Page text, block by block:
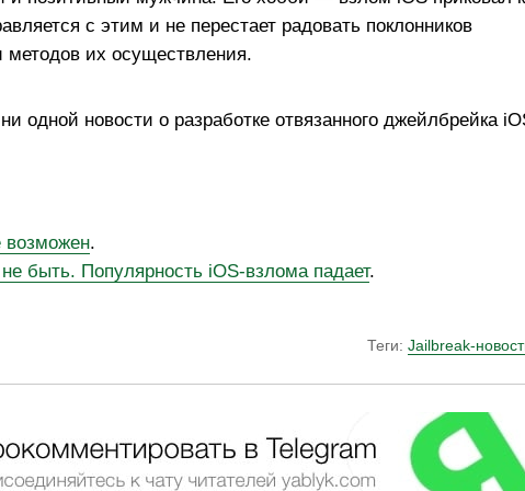
с этим и не перестает радовать поклонников
их осуществления.
одной новости о разработке отвязанного джейлбрейка
возможен.
быть. Популярность iOS-взлома падает.
Теги: Jailbreak-